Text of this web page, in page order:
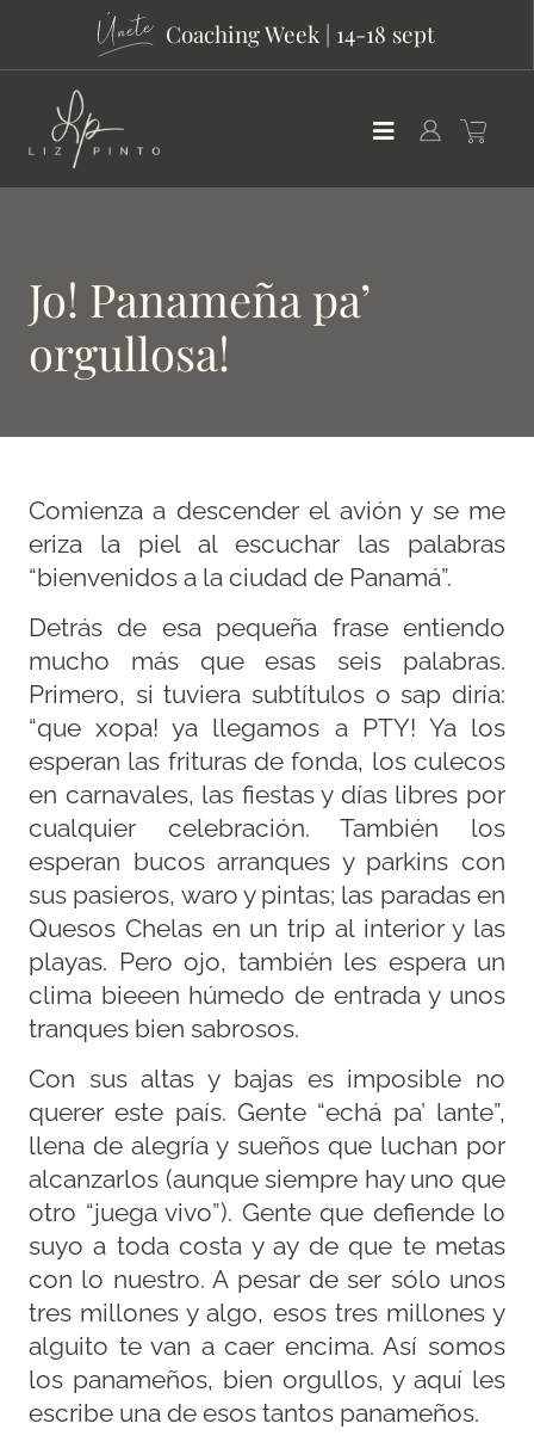
Coaching Week | 14-18 sept
Jo! Panameña pa’
orgullosa!
Comienza a descender el avión y se me
eriza la piel al escuchar las palabras
“bienvenidos a la ciudad de Panamá”.
Detrás de esa pequeña frase entiendo
mucho más que esas seis palabras.
Primero, si tuviera subtítulos o sap diría:
“que xopa! ya llegamos a PTY! Ya los
esperan las frituras de fonda, los culecos
en carnavales, las fiestas y días libres por
cualquier celebración. También los
esperan bucos arranques y parkins con
sus pasieros, waro y pintas; las paradas en
Quesos Chelas en un trip al interior y las
playas. Pero ojo, también les espera un
clima bieeen húmedo de entrada y unos
tranques bien sabrosos.
Con sus altas y bajas es imposible no
querer este país. Gente “echá pa’ lante”,
llena de alegría y sueños que luchan por
alcanzarlos (aunque siempre hay uno que
otro “juega vivo”). Gente que defiende lo
suyo a toda costa y ay de que te metas
con lo nuestro. A pesar de ser sólo unos
tres millones y algo, esos tres millones y
alguito te van a caer encima. Así somos
los panameños, bien orgullos, y aquí les
escribe una de esos tantos panameños.